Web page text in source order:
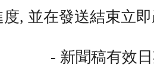
, 並在發送結束立
- 新聞稿有效